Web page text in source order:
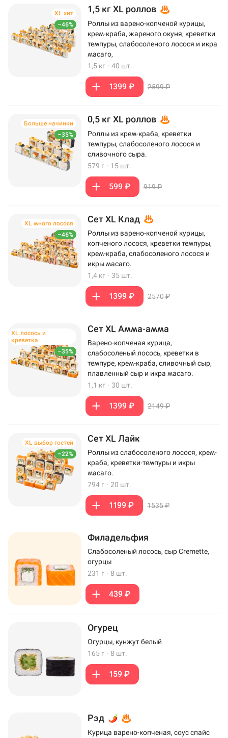
–46%
XL хит 1,5 кг XL роллов
Роллы из варено-копченой курицы,
крем-краба, жареного окуня, креветки
темпуры, слабосоленого лосося и икра
масаго,
1,5 кг · 40 шт.
1399 ₽ 2599 ₽
–35%
Больше начинки 0,5 кг XL роллов
Роллы из крем-краба, креветки
темпуры, слабосоленого лосося и
сливочного сыра.
579 г · 15 шт.
599 ₽ 919 ₽
–46%
XL много лосося Сет XL Клад
Роллы из варено-копченой курицы,
копченого лосося, креветки темпуры,
крем-краба, слабосоленого лосося и
икры масаго.
1,4 кг · 35 шт.
1399 ₽ 2570 ₽
–35%
XL лосось и
креветка
Сет XL Амма-амма
Варено-копченая курица,
слабосоленый лосось, креветки в
темпуре, крем-краба, сливочный сыр,
плавленный сыр и икра масаго.
1,1 кг · 30 шт.
1399 ₽ 2149 ₽
–22%
XL выбор гостей Сет XL Лайк
Роллы из слабосоленого лосося, крем-
краба, креветки-темпуры и икры
масаго.
794 г · 20 шт.
1199 ₽ 1535 ₽
Филадельфия
Слабосоленый лосось, сыр Cremette,
огурцы
231 г · 8 шт.
439 ₽
Огурец
Огурцы, кунжут белый
165 г · 8 шт.
159 ₽
Рэд
Курица варено-копченая, соус спайс